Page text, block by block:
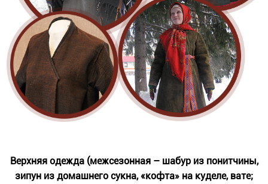
Верхняя одежда (межсезонная – шабур из понитчины,
зипун из домашнего сукна, «кофта» на куделе, вате;